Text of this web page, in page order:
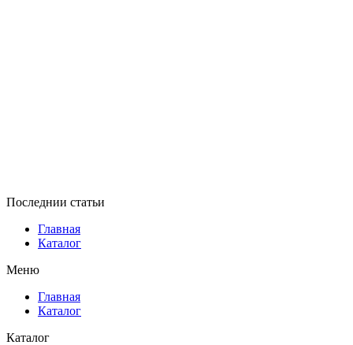
Последнии статьи
Главная
Каталог
Меню
Главная
Каталог
Каталог